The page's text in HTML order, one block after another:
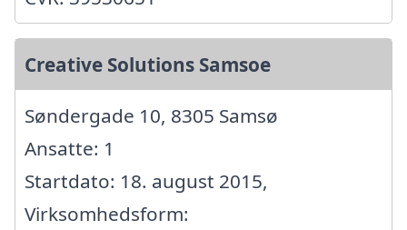
Creative Solutions Samsoe
Søndergade 10, 8305 Samsø
Ansatte: 1
Startdato: 18. august 2015,
Virksomhedsform: